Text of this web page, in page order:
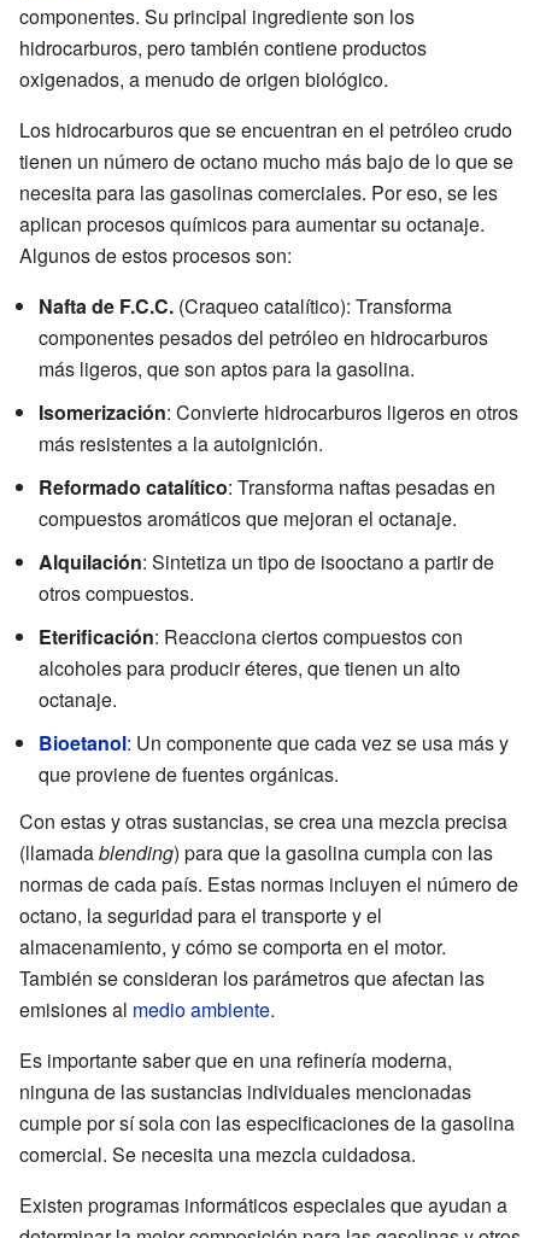
componentes. Su principal ingrediente son los
hidrocarburos, pero también contiene productos
oxigenados, a menudo de origen biológico.
Los hidrocarburos que se encuentran en el petróleo crudo
tienen un número de octano mucho más bajo de lo que se
necesita para las gasolinas comerciales. Por eso, se les
aplican procesos químicos para aumentar su octanaje.
Algunos de estos procesos son:
Nafta de F.C.C. (Craqueo catalítico): Transforma
componentes pesados del petróleo en hidrocarburos
más ligeros, que son aptos para la gasolina.
Isomerización: Convierte hidrocarburos ligeros en otros
más resistentes a la autoignición.
Reformado catalítico: Transforma naftas pesadas en
compuestos aromáticos que mejoran el octanaje.
Alquilación: Sintetiza un tipo de isooctano a partir de
otros compuestos.
Eterificación: Reacciona ciertos compuestos con
alcoholes para producir éteres, que tienen un alto
octanaje.
Bioetanol: Un componente que cada vez se usa más y
que proviene de fuentes orgánicas.
Con estas y otras sustancias, se crea una mezcla precisa
(llamadablending) para que la gasolina cumpla con las
normas de cada país. Estas normas incluyen el número de
octano, la seguridad para el transporte y el
almacenamiento, y cómo se comporta en el motor.
También se consideran los parámetros que afectan las
emisiones al medio ambiente.
Es importante saber que en una refinería moderna,
ninguna de las sustancias individuales mencionadas
cumple por sí sola con las especificaciones de la gasolina
comercial. Se necesita una mezcla cuidadosa.
Existen programas informáticos especiales que ayudan a